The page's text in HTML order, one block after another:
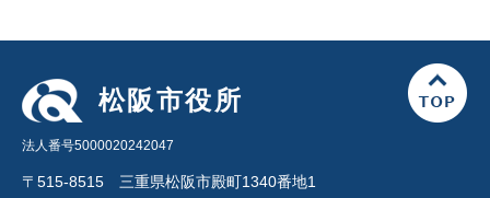
松阪市役所
法人番号5000020242047
〒515-8515 三重県松阪市殿町1340番地1